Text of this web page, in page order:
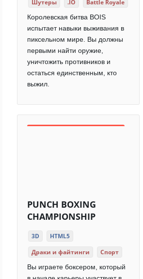
Шутеры .IO Battle Royale
Королевская битва BOIS
испытает навыки выживания в
пиксельном мире. Вы должны
первыми найти оружие,
уничтожить противников и
остаться единственным, кто
выжил.
PUNCH BOXING
CHAMPIONSHIP
3D
HTML5
Драки и файтинги
Спорт
Вы играете боксером, который